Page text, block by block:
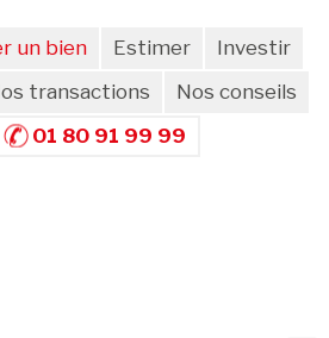
un bien Estimer
Investir
transactions
Nos conseils
01 80 91 99 99